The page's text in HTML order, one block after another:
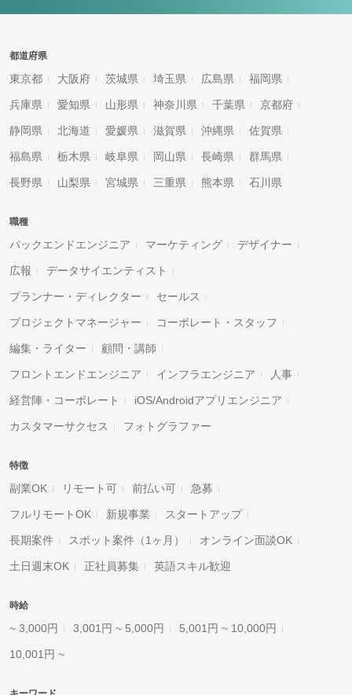
都道府県
東京都 大阪府 茨城県 埼玉県 広島県 福岡県
兵庫県 愛知県 山形県 神奈川県 千葉県 京都府
静岡県 北海道 愛媛県 滋賀県 沖縄県 佐賀県
福島県 栃木県 岐阜県 岡山県 長崎県 群馬県
長野県 山梨県 宮城県 三重県 熊本県 石川県
職種
バックエンドエンジニア マーケティング デザイナー
広報 データサイエンティスト
プランナー・ディレクター セールス
プロジェクトマネージャー コーポレート・スタッフ
編集・ライター 顧問・講師
フロントエンドエンジニア インフラエンジニア 人事
経営陣・コーポレート iOS/Androidアプリエンジニア
カスタマーサクセス フォトグラファー
特徴
副業OK リモート可 前払い可 急募
フルリモートOK 新規事業 スタートアップ
長期案件 スポット案件（1ヶ月） オンライン面談OK
土日週末OK 正社員募集 英語スキル歓迎
時給
~ 3,000円 3,001円 ~ 5,000円 5,001円 ~ 10,000円
10,001円 ~